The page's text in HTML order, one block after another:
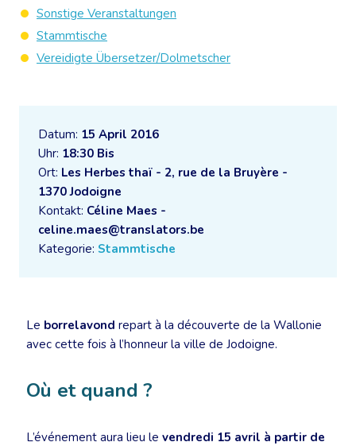
Datum: 15 April 2016
Uhr: 18:30 Bis
Ort: Les Herbes thaï - 2, rue de la Bruyère -
1370 Jodoigne
Kontakt: Céline Maes -
celine.maes@translators.be
Kategorie: Stammtische
Le borrelavond repart à la découverte de la Wallonie
avec cette fois à l’honneur la ville de Jodoigne.
Où et quand ?
L’événement aura lieu le vendredi 15 avril à partir de
Sonstige Veranstaltungen
Stammtische
Vereidigte Übersetzer/Dolmetscher